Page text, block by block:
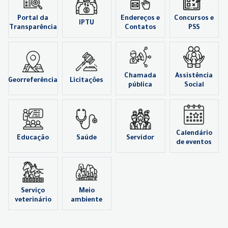
Portal da
Transparência
IPTU
Endereços e
Contatos
Concursos e
PSS
Georreferência Licitações
Chamada
pública
Assistência
Social
Educação Saúde Servidor
Calendário
de eventos
Serviço
veterinário
Meio
ambiente